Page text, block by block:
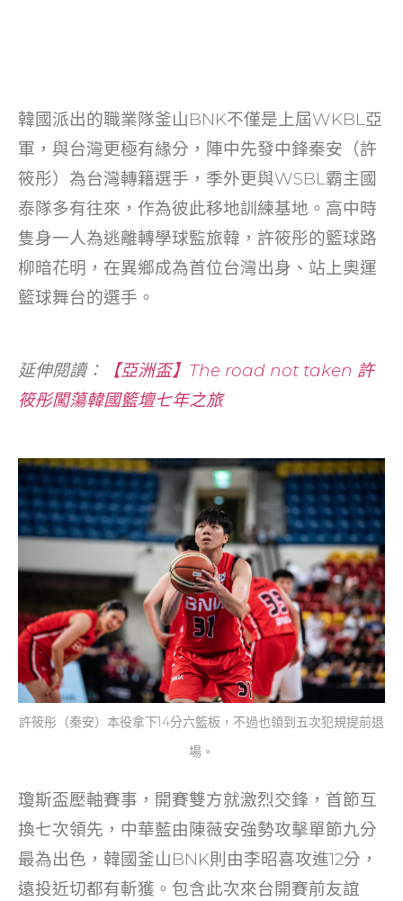
韓國派出的職業隊釜山BNK不僅是上屆WKBL亞
軍，與台灣更極有緣分，陣中先發中鋒秦安（許
筱彤）為台灣轉籍選手，季外更與WSBL霸主國
泰隊多有往來，作為彼此移地訓練基地。高中時
隻身一人為逃離轉學球監旅韓，許筱彤的籃球路
柳暗花明，在異鄉成為首位台灣出身、站上奧運
籃球舞台的選手。
延伸閱讀：
【亞洲盃】The road not taken 許
筱彤闖蕩韓國籃壇七年之旅
許筱彤（秦安）本役拿下14分六籃板，不過也領到五次犯規提前退
場。
瓊斯盃壓軸賽事，開賽雙方就激烈交鋒，首節互
換七次領先，中華藍由陳薇安強勢攻擊單節九分
最為出色，韓國釜山BNK則由李昭喜攻進12分，
遠投近切都有斬獲。包含此次來台開賽前友誼